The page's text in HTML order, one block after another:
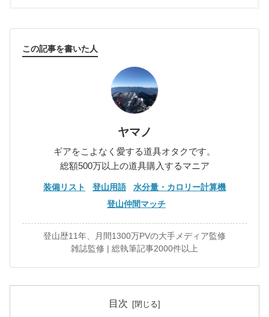
この記事を書いた人
ヤマノ
ギアをこよなく愛する道具オタクです。
総額500万以上の道具購入するマニア
装備リスト 登山用語
水分量・カロリー計算機
登山仲間マッチ
登山歴11年、月間1300万PVの大手メディア監修
雑誌監修 | 総執筆記事2000件以上
目次